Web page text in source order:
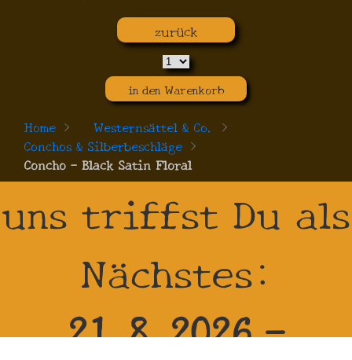
zurück
in den Warenkorb
Home > Westernsättel & Co.
>
Conchos & Silberbeschläge >
Concho - Black Satin Floral
uns triffst Du als
Nächstes:
21.8.2026 -